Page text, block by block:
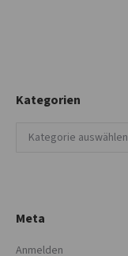
Kategorien
Kategorien
Meta
Anmelden